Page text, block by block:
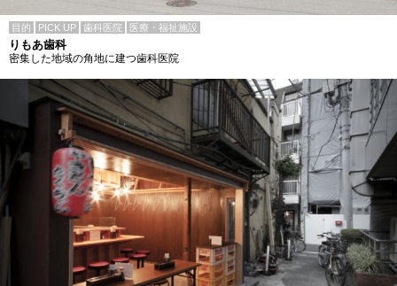
目的 PICK UP 歯科医院 医療・福祉施設
りもあ歯科
密集した地域の角地に建つ歯科医院